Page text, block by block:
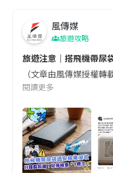
風傳媒
旅遊攻略
旅遊注意｜搭飛機帶尿
（文章由風傳媒授權
閱讀更多